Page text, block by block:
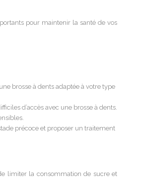
pour maintenir la santé de vos
brosse à dents adaptée à votre type
d’accès avec une brosse à dents.
précoce et proposer un traitement
limiter la consommation de sucre et